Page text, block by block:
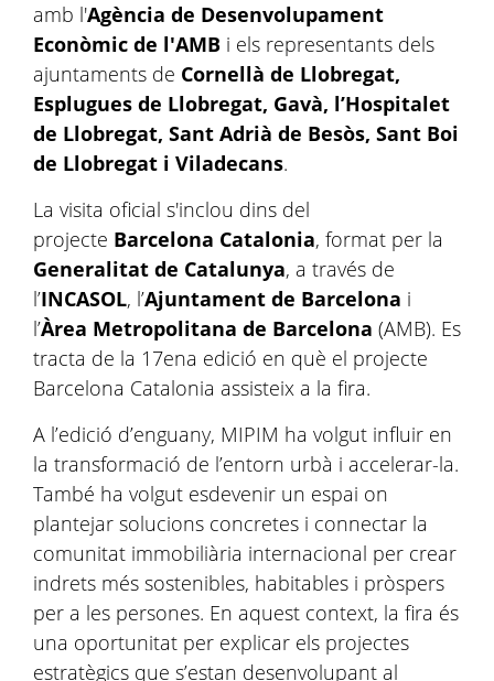
amb l'Agència de Desenvolupament
Econòmic de l'AMB i els representants dels
ajuntaments de Cornellà de Llobregat,
Esplugues de Llobregat, Gavà, l’Hospitalet
de Llobregat, Sant Adrià de Besòs, Sant Boi
de Llobregat i Viladecans.
La visita oficial s'inclou dins del
projecte Barcelona Catalonia, format per la
Generalitat de Catalunya, a través de
l’INCASOL, l’Ajuntament de Barcelona i
l’Àrea Metropolitana de Barcelona (AMB). Es
tracta de la 17ena edició en què el projecte
Barcelona Catalonia assisteix a la fira.
A l’edició d’enguany, MIPIM ha volgut influir en
la transformació de l’entorn urbà i accelerar-la.
També ha volgut esdevenir un espai on
plantejar solucions concretes i connectar la
comunitat immobiliària internacional per crear
indrets més sostenibles, habitables i pròspers
per a les persones. En aquest context, la fira és
una oportunitat per explicar els projectes
estratègics que s’estan desenvolupant al